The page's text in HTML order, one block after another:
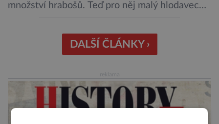
množství hrabošů. Teď pro něj malý hlodavec
srpna jim to umožňuje rozhodnutí Ústředního
kontrolního a zkušebního ústavu zemědělského
zemědělství. Ornitologové varují, že v ohrožení
je mnoho živočichů a především […]
DALŠÍ ČLÁNKY ›